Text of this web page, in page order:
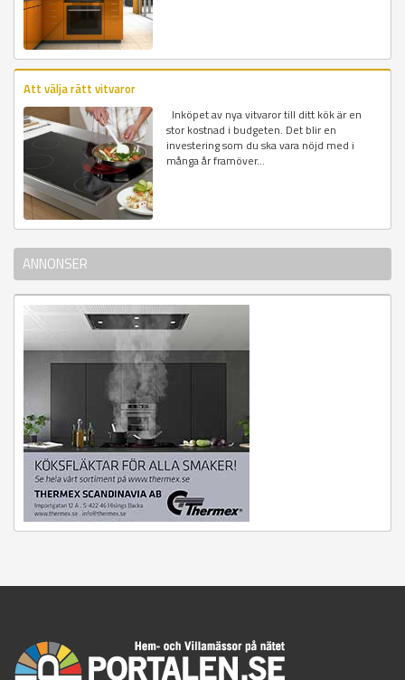
Att välja rätt vitvaror
Inköpet av nya vitvaror till ditt kök är en
stor kostnad i budgeten. Det blir en
investering som du ska vara nöjd med i
många år framöver...
ANNONSER